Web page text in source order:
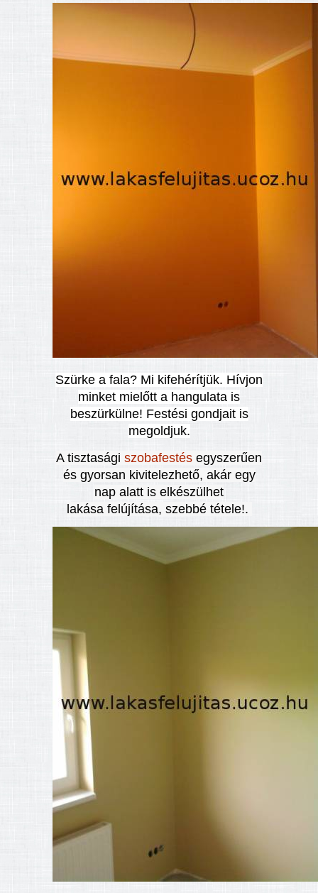
Szürke a fala? Mi kifehérítjük. Hívjon
minket mielőtt a hangulata is
beszürkülne! Festési gondjait is
megoldjuk.
A tisztasági szobafestés egyszerűen
és gyorsan kivitelezhető, akár egy
nap alatt is elkészülhet
lakása felújítása, szebbé tétele!.